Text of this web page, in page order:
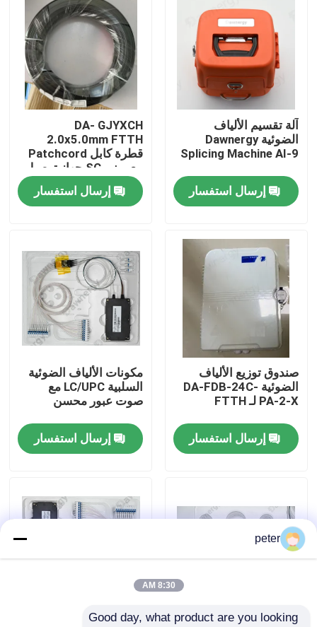
منتجات
أشرطة فيديو
معلومات عنا
جولة في المعمل
مراقبة الجودة
أخبار
اطلب اقتباس
آلة تقسيم الألياف
الضوئية Dawnergy
Splicing Machine AI-9
إرسال استفسار
DA- GJYXCH
2.0x5.0mm FTTH
قطرة كابل Patchcord
مع ميني SC جهاز توصيل
مضاد للماء والمتصل من
خلال الأنابيبإرسال استفسار
صندوق توزيع الألياف
الضوئية DA-FDB-24C-
PA-2-X لـ FTTH
إرسال استفسار
مكونات الألياف الضوئية
السلبية LC/UPC مع
صوت عبور محسن
إرسال استفسار
40CH G652D 0 ~ المكونات السلبية للألياف
peter
8:30 AM
Good day, what product are you looking